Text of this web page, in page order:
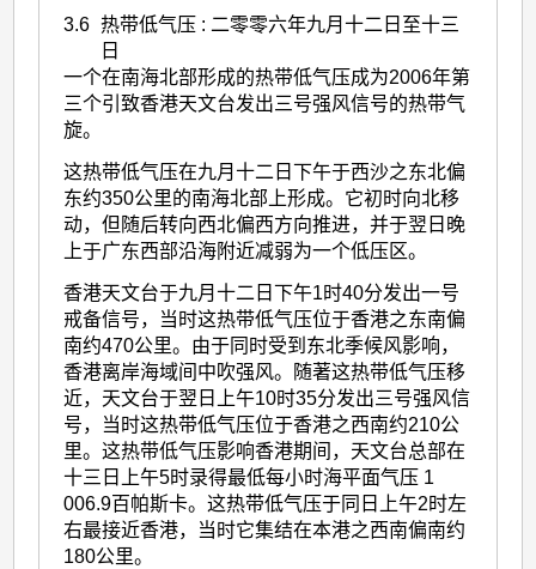
3.6 热带低气压 : 二零零六年九月十二日至十三
日
一个在南海北部形成的热带低气压成为2006年第
三个引致香港天文台发出三号强风信号的热带气
旋。
这热带低气压在九月十二日下午于西沙之东北偏
东约350公里的南海北部上形成。它初时向北移
动，但随后转向西北偏西方向推进，并于翌日晚
上于广东西部沿海附近减弱为一个低压区。
香港天文台于九月十二日下午1时40分发出一号
戒备信号，当时这热带低气压位于香港之东南偏
南约470公里。由于同时受到东北季候风影响，
香港离岸海域间中吹强风。随著这热带低气压移
近，天文台于翌日上午10时35分发出三号强风信
号，当时这热带低气压位于香港之西南约210公
里。这热带低气压影响香港期间，天文台总部在
十三日上午5时录得最低每小时海平面气压 1
006.9百帕斯卡。这热带低气压于同日上午2时左
右最接近香港，当时它集结在本港之西南偏南约
180公里。